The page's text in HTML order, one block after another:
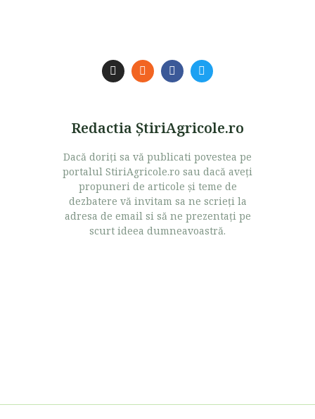
Redactia ŞtiriAgricole.ro
Dacă doriţi sa vă publicati povestea pe
portalul StiriAgricole.ro sau dacă aveţi
propuneri de articole şi teme de
dezbatere vă invitam sa ne scrieţi la
adresa de email si să ne prezentaţi pe
scurt ideea dumneavoastră.